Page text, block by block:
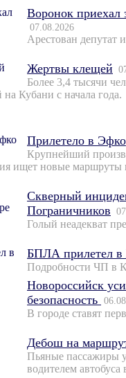
Воронок приехал
07.08.2026
Арестован депутат
Жертвы клещей
Более 3,4 тысячи
Кубани с начала года.
Прилетело в Эфко
Крупнейший
ищет новые маршруты
Скверный
Пограничников
Голый неадекват
БПЛА прилетел
Подробности ЧП в
Новороссийск
безопасность
В городе ставят
Дебош на
Пьяные пассажиры
водителем автобуса